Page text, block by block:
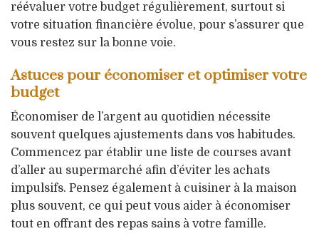
réévaluer votre budget régulièrement, surtout si
votre situation financière évolue, pour s’assurer que
vous restez sur la bonne voie.
Astuces pour économiser et optimiser votre
budget
Économiser de l’argent au quotidien nécessite
souvent quelques ajustements dans vos habitudes.
Commencez par établir une liste de courses avant
d’aller au supermarché afin d’éviter les achats
impulsifs. Pensez également à cuisiner à la maison
plus souvent, ce qui peut vous aider à économiser
tout en offrant des repas sains à votre famille.